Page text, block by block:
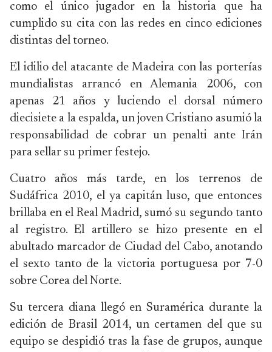
como el único jugador en la historia que ha
cumplido su cita con las redes en cinco ediciones
distintas del torneo.
El idilio del atacante de Madeira con las porterías
mundialistas arrancó en Alemania 2006, con
apenas 21 años y luciendo el dorsal número
diecisiete a la espalda, un joven Cristiano asumió la
responsabilidad de cobrar un penalti ante Irán
para sellar su primer festejo.
Cuatro años más tarde, en los terrenos de
Sudáfrica 2010, el ya capitán luso, que entonces
brillaba en el Real Madrid, sumó su segundo tanto
al registro. El artillero se hizo presente en el
abultado marcador de Ciudad del Cabo, anotando
el sexto tanto de la victoria portuguesa por 7-0
sobre Corea del Norte.
Su tercera diana llegó en Suramérica durante la
edición de Brasil 2014, un certamen del que su
equipo se despidió tras la fase de grupos, aunque